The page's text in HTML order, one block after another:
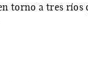
torno a tres ríos